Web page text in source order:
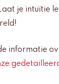
je intuïtie
informatie